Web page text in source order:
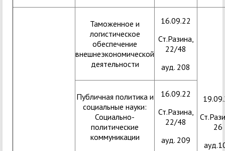
Таможенное и
логистическое
обеспечение
внешнеэкономической
деятельности
16.09.22
Ст.Разина,
22/48
ауд. 208
26
Публичная политика и
социальные науки:
Социально-
политические
коммуникации
16.09.22
Ст.Разина,
22/48
ауд. 209